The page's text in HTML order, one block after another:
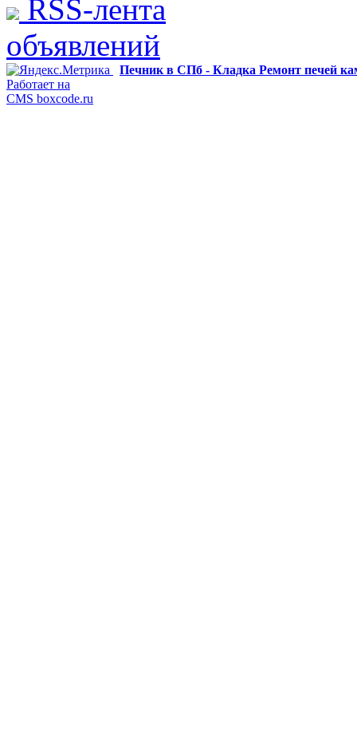
RSS-лента
объявлений
Печник в СПб - Кладка Ремонт печей
Работает на
CMS boxcode.ru